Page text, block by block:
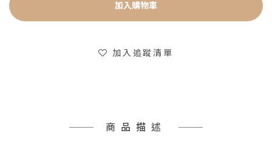
加入購物車
加入追蹤清單
商品描述